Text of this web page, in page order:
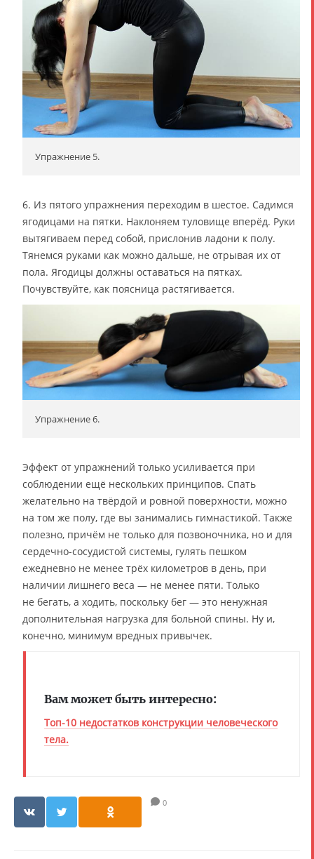
Упражнение 5.
6. Из пятого упражнения переходим в шестое. Садимся
ягодицами на пятки. Наклоняем туловище вперёд. Руки
вытягиваем перед собой, прислонив ладони к полу.
Тянемся руками как можно дальше, не отрывая их от
пола. Ягодицы должны оставаться на пятках.
Почувствуйте, как поясница растягивается.
Упражнение 6.
Эффект от упражнений только усиливается при
соблюдении ещё нескольких принципов. Спать
желательно на твёрдой и ровной поверхности, можно
на том же полу, где вы занимались гимнастикой. Также
полезно, причём не только для позвоночника, но и для
сердечно-сосудистой системы, гулять пешком
ежедневно не менее трёх километров в день, при
наличии лишнего веса — не менее пяти. Только
не бегать, а ходить, поскольку бег — это ненужная
дополнительная нагрузка для больной спины. Ну и,
конечно, минимум вредных привычек.
Вам может быть интересно:
Топ-10 недостатков конструкции человеческого
тела.
0